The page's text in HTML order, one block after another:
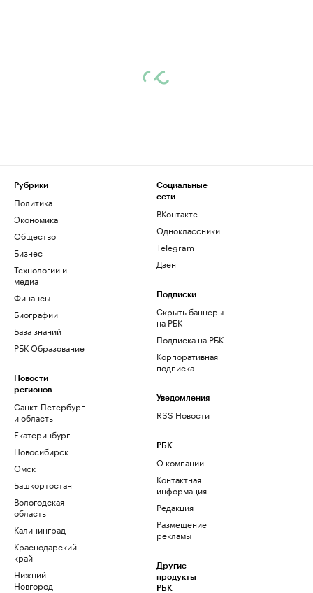
Рубрики
Политика
Экономика
Общество
Бизнес
Технологии и
медиа
Финансы
Биографии
База знаний
РБК Образование
Новости
регионов
Санкт-Петербург
и область
Екатеринбург
Новосибирск
Омск
Башкортостан
Вологодская
область
Калининград
Краснодарский
край
Нижний
Новгород
Социальные
сети
ВКонтакте
Одноклассники
Telegram
Дзен
Подписки
Скрыть баннеры
на РБК
Подписка на РБК
Корпоративная
подписка
Уведомления
RSS Новости
РБК
О компании
Контактная
информация
Редакция
Размещение
рекламы
Другие
продукты
РБК